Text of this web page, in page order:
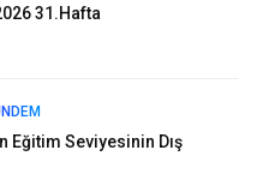
31.Hafta
Eğitim Seviyesinin Dış